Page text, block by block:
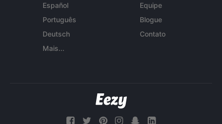
Español
Português
Deutsch
Mais...
Equipe
Blogue
Contato